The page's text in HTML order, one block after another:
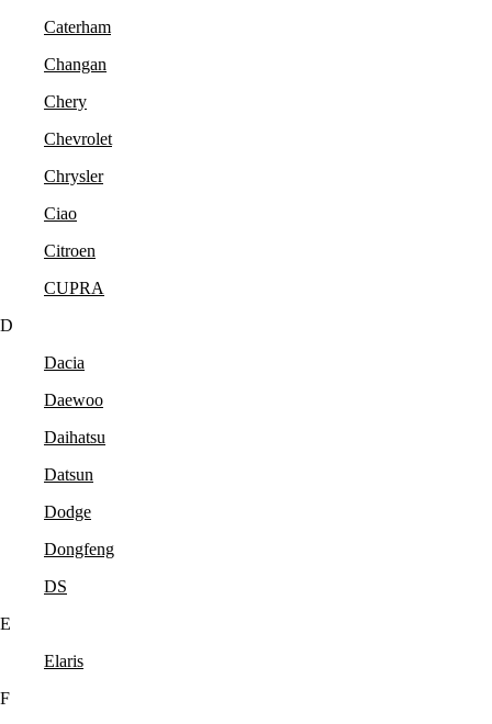
Caterham
Changan
Chery
Chevrolet
Chrysler
Ciao
Citroen
CUPRA
D
Dacia
Daewoo
Daihatsu
Datsun
Dodge
Dongfeng
DS
E
Elaris
F